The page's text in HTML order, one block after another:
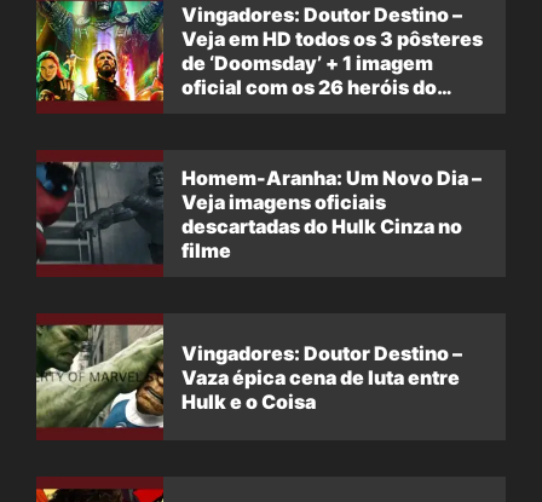
Vingadores: Doutor Destino –
Veja em HD todos os 3 pôsteres
de ‘Doomsday’ + 1 imagem
oficial com os 26 heróis do
Homem-Aranha: Um Novo Dia –
Veja imagens oficiais
descartadas do Hulk Cinza no
filme
Vingadores: Doutor Destino –
Vaza épica cena de luta entre
Hulk e o Coisa